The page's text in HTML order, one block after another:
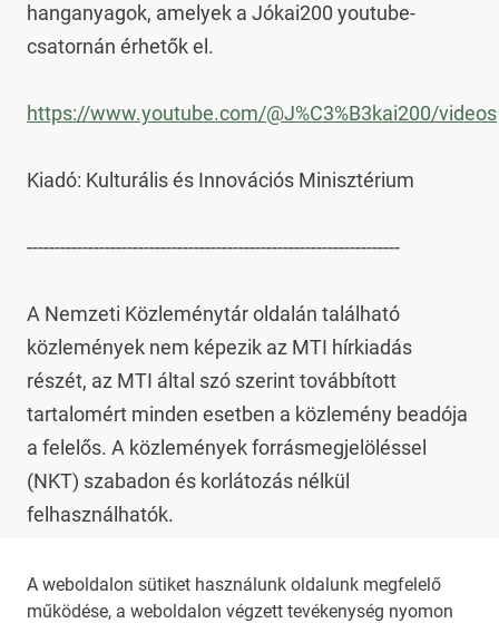
A weboldalon sütiket használunk oldalunk megfelelő
működése, a weboldalon végzett tevékenység nyomon
hanganyagok, amelyek a Jókai200 youtube-
csatornán érhetők el.
https://www.youtube.com/@J%C3%B3kai200/videos
Kiadó: Kulturális és Innovációs Minisztérium
-------------------------------------------------------------------
A Nemzeti Közleménytár oldalán található
közlemények nem képezik az MTI hírkiadás
részét, az MTI által szó szerint továbbított
tartalomért minden esetben a közlemény beadója
a felelős. A közlemények forrásmegjelöléssel
(NKT) szabadon és korlátozás nélkül
felhasználhatók.
Az NKT szolgáltatással kapcsolatban további
információt az nkt@dunamsz.hu elektronikus